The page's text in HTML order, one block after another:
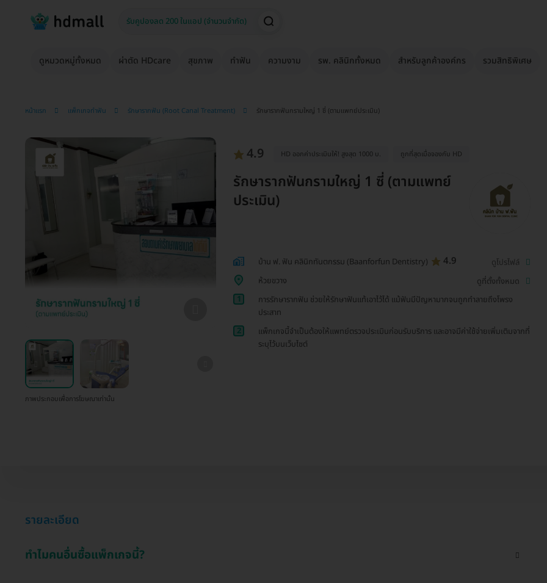
ดูหมวดหมู่ทั้งหมด ผ่าตัด HDcare สุขภาพ ทำฟัน ความงาม รพ. คลินิกทั้งหมด สำหรับลูกค้าองค์กร รวมสิทธิพิเศษ
หน้าแรก แพ็กเกจทำฟัน รักษารากฟัน (Root Canal Treatment) รักษารากฟันกรามใหญ่ 1 ซี่ (ตามแพทย์ประเมิน)
ภาพประกอบเพื่อการโฆษณาเท่านั้น
4.9 HD ออกค่าประเมินให้! สูงสุด 1000 บ. ถูกที่สุดเมื่อจองกับ HD
รักษารากฟันกรามใหญ่ 1 ซี่ (ตามแพทย์
ประเมิน)
บ้าน ฟ. ฟัน คลินิกทันตกรรม (Baanforfun Dentistry) 4.9
ดูโปรไฟล์
ห้วยขวาง
ดูที่ตั้งทั้งหมด
1
การรักษารากฟัน ช่วยให้รักษาฟันแท้เอาไว้ได้ แม้ฟันมีปัญหามากจนถูกทำลายถึงโพรง
ประสาท
2
แพ็กเกจนี้จำเป็นต้องให้แพทย์ตรวจประเมินก่อนรับบริการ และอาจมีค่าใช้จ่ายเพิ่มเติมจากที่
ระบุไว้บนเว็บไซต์
รายละเอียด
ทำไมคนอื่นซื้อแพ็กเกจนี้?